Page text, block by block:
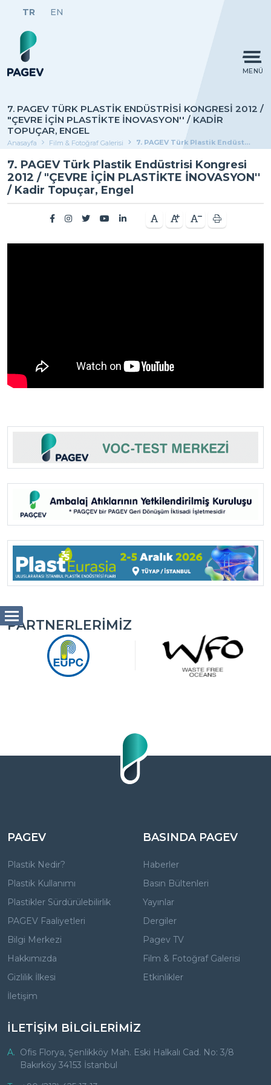
TR EN
MENÜ
7. PAGEV TÜRK PLASTIK ENDÜSTRISI KONGRESI 2012 /
"ÇEVRE İÇİN PLASTİKTE İNOVASYON'' / KADIR
TOPUÇAR, ENGEL
Anasayfa Film & Fotoğraf Galerisi 7. PAGEV Türk Plastik Endüstrisi Kongresi 2012 / "ÇEVRE İÇİN PLASTİKTE İNOVASYON'' / Kadir Topuçar, Engel
7. PAGEV Türk Plastik Endüstrisi Kongresi
2012 / "ÇEVRE İÇİN PLASTİKTE İNOVASYON''
/ Kadir Topuçar, Engel
PARTNERLERIMIZ
PAGEV
Plastik Nedir?
Plastik Kullanımı
Plastikler Sürdürülebilirlik
PAGEV Faaliyetleri
Bilgi Merkezi
Hakkımızda
Gizlilik İlkesi
İletişim
BASINDA PAGEV
Haberler
Basın Bültenleri
Yayınlar
Dergiler
Pagev TV
Film & Fotoğraf Galerisi
Etkinlikler
İLETİŞİM BİLGİLERİMİZ
A. Ofis Florya, Şenlikköy Mah. Eski Halkalı Cad. No: 3/8
Bakırköy 34153 İstanbul